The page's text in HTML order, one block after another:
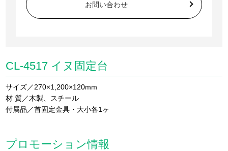
お問い合わせ
CL-4517 イヌ固定台
サイズ／270×1,200×120mm
材 質／木製、スチール
付属品／首固定金具・大小各1ヶ
プロモーション情報